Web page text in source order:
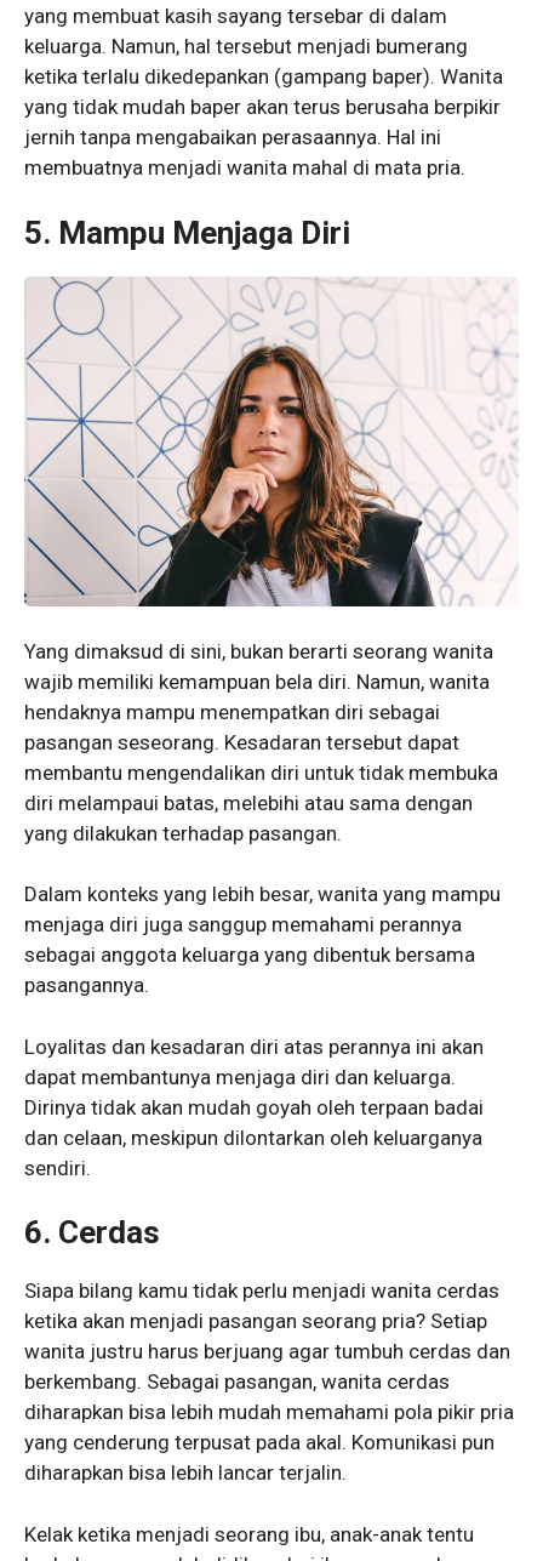
yang membuat kasih sayang tersebar di dalam
keluarga. Namun, hal tersebut menjadi bumerang
ketika terlalu dikedepankan (gampang baper). Wanita
yang tidak mudah baper akan terus berusaha berpikir
jernih tanpa mengabaikan perasaannya. Hal ini
membuatnya menjadi wanita mahal di mata pria.
5. Mampu Menjaga Diri
Yang dimaksud di sini, bukan berarti seorang wanita
wajib memiliki kemampuan bela diri. Namun, wanita
hendaknya mampu menempatkan diri sebagai
pasangan seseorang. Kesadaran tersebut dapat
membantu mengendalikan diri untuk tidak membuka
diri melampaui batas, melebihi atau sama dengan
yang dilakukan terhadap pasangan.
Dalam konteks yang lebih besar, wanita yang mampu
menjaga diri juga sanggup memahami perannya
sebagai anggota keluarga yang dibentuk bersama
pasangannya.
Loyalitas dan kesadaran diri atas perannya ini akan
dapat membantunya menjaga diri dan keluarga.
Dirinya tidak akan mudah goyah oleh terpaan badai
dan celaan, meskipun dilontarkan oleh keluarganya
sendiri.
6. Cerdas
Siapa bilang kamu tidak perlu menjadi wanita cerdas
ketika akan menjadi pasangan seorang pria? Setiap
wanita justru harus berjuang agar tumbuh cerdas dan
berkembang. Sebagai pasangan, wanita cerdas
diharapkan bisa lebih mudah memahami pola pikir pria
yang cenderung terpusat pada akal. Komunikasi pun
diharapkan bisa lebih lancar terjalin.
Kelak ketika menjadi seorang ibu, anak-anak tentu